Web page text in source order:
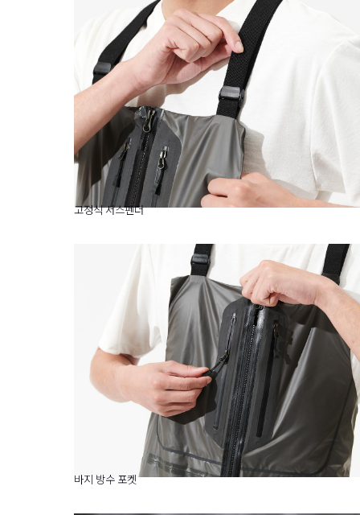
고정식 서스펜더
바지 방수 포켓